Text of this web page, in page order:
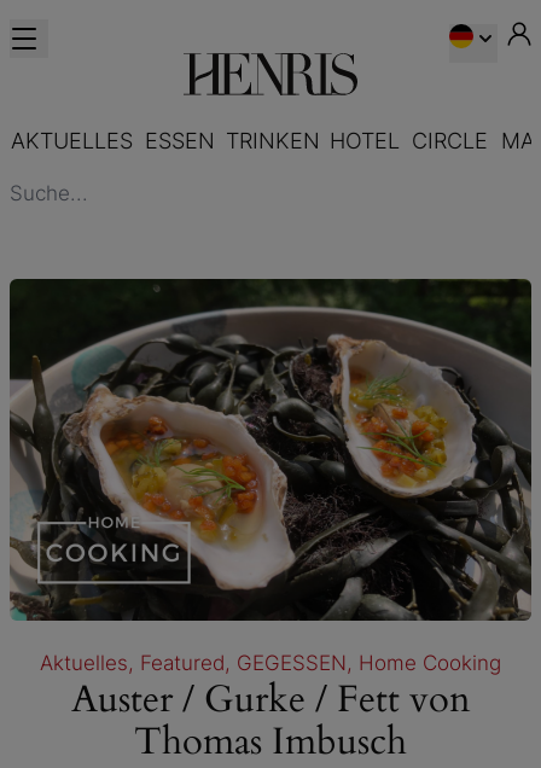
AKTUELLES ESSEN TRINKEN HOTEL CIRCLE
Aktuelles, Featured, GEGESSEN, Home Cooking
Auster / Gurke / Fett von
Thomas Imbusch